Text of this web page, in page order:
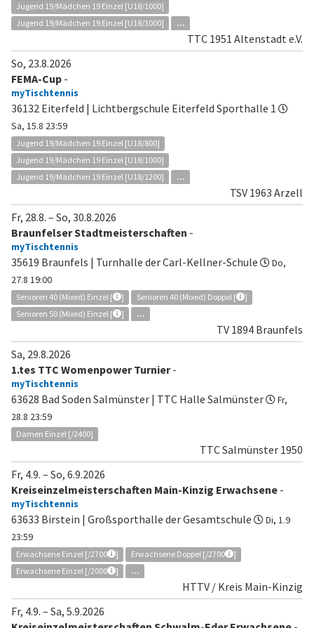
Jugend 19/Mädchen 19 Einzel [U18/1000]
Jugend 19/Mädchen 19 Einzel [U18/3000]
...
TTC 1951 Altenstadt e.V.
So, 23.8.2026
FEMA-Cup -
myTischtennis
36132 Eiterfeld | Lichtbergschule Eiterfeld Sporthalle 1
Sa, 15.8 23:59
Jugend 19/Mädchen 19 Einzel [U18/800]
Jugend 19/Mädchen 19 Einzel [U18/1000]
Jugend 19/Mädchen 19 Einzel [U18/1200]
...
TSV 1963 Arzell
Fr, 28.8. – So, 30.8.2026
Braunfelser Stadtmeisterschaften -
myTischtennis
35619 Braunfels | Turnhalle der Carl-Kellner-Schule
Do,
27.8 19:00
Senioren 40 (Mixed) Einzel [ ] Senioren 40 (Mixed) Doppel [
]
Senioren 50 (Mixed) Einzel [
] ...
TV 1894 Braunfels
Sa, 29.8.2026
1.tes TTC Womenpower Turnier -
myTischtennis
63628 Bad Soden Salmünster | TTC Halle Salmünster
Fr,
28.8 23:59
Damen Einzel [/2400]
TTC Salmünster 1950
Fr, 4.9. – So, 6.9.2026
Kreiseinzelmeisterschaften Main-Kinzig Erwachsene -
myTischtennis
63633 Birstein | Großsporthalle der Gesamtschule
Di, 1.9
23:59
Erwachsene Einzel [/2700 ] Erwachsene Doppel [/2700
]
Erwachsene Einzel [/2000
] ...
HTTV / Kreis Main-Kinzig
Fr, 4.9. – Sa, 5.9.2026